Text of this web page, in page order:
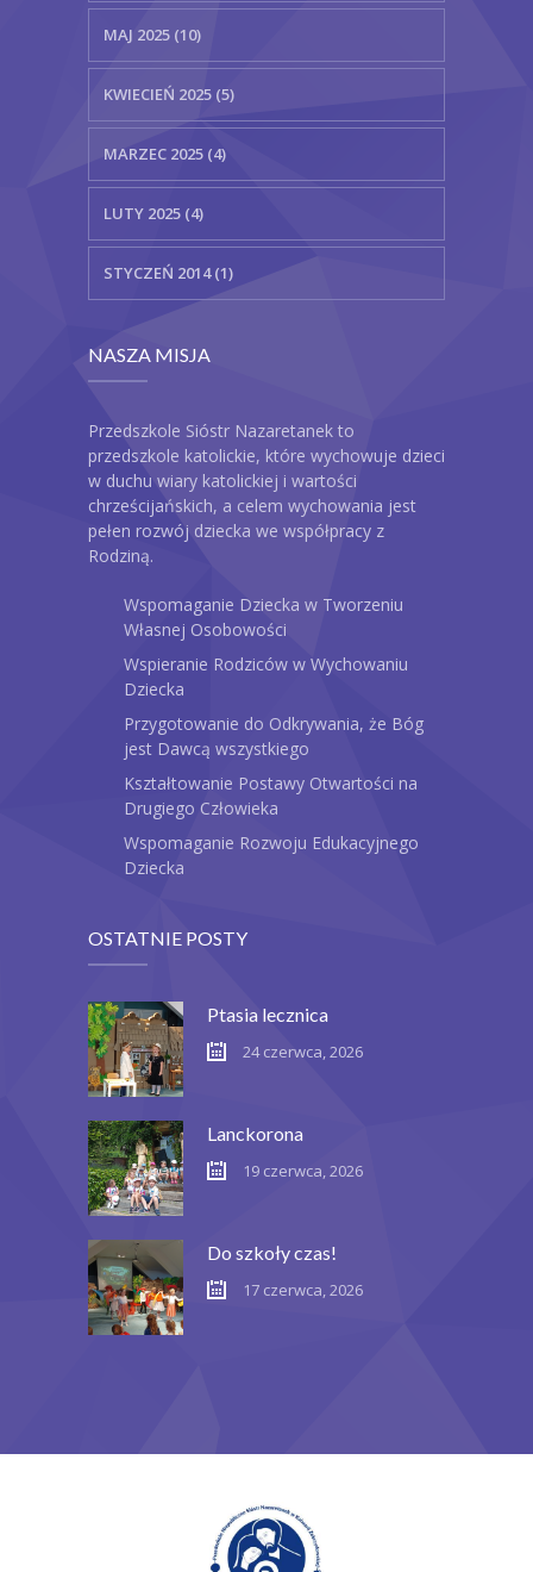
MAJ 2025 (10)
KWIECIEŃ 2025 (5)
MARZEC 2025 (4)
LUTY 2025 (4)
STYCZEŃ 2014 (1)
NASZA MISJA
Przedszkole Sióstr Nazaretanek to
przedszkole katolickie, które wychowuje dzieci
w duchu wiary katolickiej i wartości
chrześcijańskich, a celem wychowania jest
pełen rozwój dziecka we współpracy z
Rodziną.
Wspomaganie Dziecka w Tworzeniu
Własnej Osobowości
Wspieranie Rodziców w Wychowaniu
Dziecka
Przygotowanie do Odkrywania, że Bóg
jest Dawcą wszystkiego
Kształtowanie Postawy Otwartości na
Drugiego Człowieka
Wspomaganie Rozwoju Edukacyjnego
Dziecka
OSTATNIE POSTY
Ptasia lecznica
24 czerwca, 2026
Lanckorona
19 czerwca, 2026
Do szkoły czas!
17 czerwca, 2026